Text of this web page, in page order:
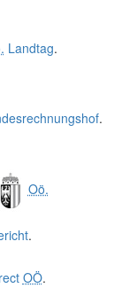
Landtag.
.
Oö.
.
OÖ.